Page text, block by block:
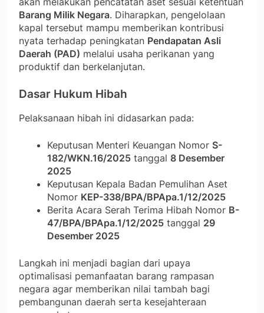
Barang Milik Negara. Diharapkan, pengelolaan
kapal tersebut mampu memberikan kontribusi
nyata terhadap peningkatan Pendapatan Asli
Daerah (PAD) melalui usaha perikanan yang
produktif dan berkelanjutan.
Dasar Hukum Hibah
Pelaksanaan hibah ini didasarkan pada:
Keputusan Menteri Keuangan Nomor S-
182/WKN.16/2025 tanggal 8 Desember
2025
Keputusan Kepala Badan Pemulihan Aset
Nomor KEP-338/BPA/BPApa.1/12/2025
Berita Acara Serah Terima Hibah Nomor B-
47/BPA/BPApa.1/12/2025 tanggal 29
Desember 2025
Langkah ini menjadi bagian dari upaya
optimalisasi pemanfaatan barang rampasan
negara agar memberikan nilai tambah bagi
pembangunan daerah serta kesejahteraan